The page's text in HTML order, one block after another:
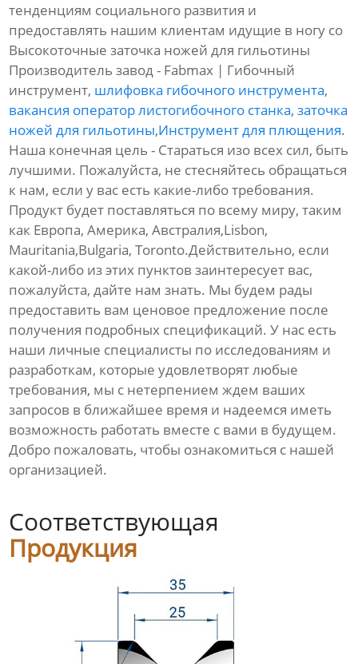
тенденциям социального развития и
предоставлять нашим клиентам идущие в ногу со
Высокоточные заточка ножей для гильотины
Производитель завод - Fabmax | Гибочный
инструмент, шлифовка гибочного инструмента,
вакансия оператор листогибочного станка,заточка
ножей для гильотины,Инструмент для плющения.
Наша конечная цель - Стараться изо всех сил, быть
лучшими. Пожалуйста, не стесняйтесь обращаться
к нам, если у вас есть какие-либо требования.
Продукт будет поставляться по всему миру, таким
как Европа, Америка, Австралия,Lisbon,
Mauritania,Bulgaria, Toronto.Действительно, если
какой-либо из этих пунктов заинтересует вас,
пожалуйста, дайте нам знать. Мы будем рады
предоставить вам ценовое предложение после
получения подробных спецификаций. У нас есть
наши личные специалисты по исследованиям и
разработкам, которые удовлетворят любые
требования, мы с нетерпением ждем ваших
запросов в ближайшее время и надеемся иметь
возможность работать вместе с вами в будущем.
Добро пожаловать, чтобы ознакомиться с нашей
организацией.
Соответствующая
Продукция